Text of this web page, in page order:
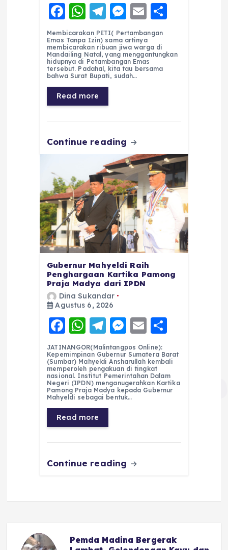
F
a
c
e
b
o
o
k
W
h
a
ts
A
p
p
T
el
e
g
r
a
m
M
e
ss
e
n
E
m
ai
l
re
Membicarakan PETI( Pertambangan
Emas Tanpa Izin) sama artinya
membicarakan ribuan jiwa warga di
Mandailing Natal, yang menggantungkan
hidupnya di Petambangan Emas
tersebut. Padahal, kita tau bersama
bahwa Surat Bupati, sudah…
Read more
Continue reading
Gubernur Mahyeldi Raih
Penghargaan Kartika Pamong
Praja Madya dari IPDN
Dina Sukandar
Agustus 6, 2026
F
a
c
e
b
o
o
k
W
h
a
ts
A
p
p
T
el
e
g
r
a
m
M
e
ss
e
n
E
m
ai
l
a
re
JATINANGOR(Malintangpos Online):
Kepemimpinan Gubernur Sumatera Barat
(Sumbar) Mahyeldi Ansharullah kembali
memperoleh pengakuan di tingkat
nasional. Institut Pemerintahan Dalam
Negeri (IPDN) menganugerahkan Kartika
Pamong Praja Madya kepada Gubernur
Mahyeldi sebagai bentuk…
Read more
Continue reading
Pemda Madina Bergerak